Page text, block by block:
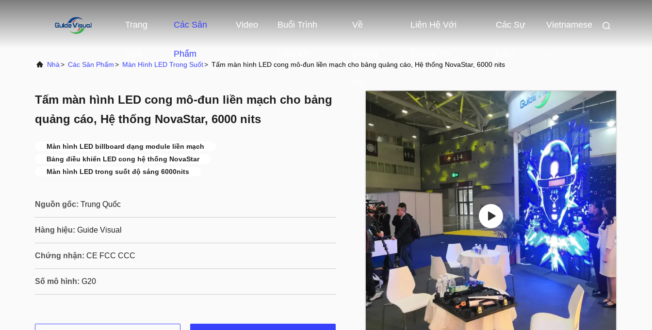
Trang Các Sản
Phẩm
Video Buổi Trình Về Liên Hệ Với Các Sự Vietnamese
Nhà> Các Sản Phẩm> Màn Hình LED Trong Suốt> Tấm màn hình LED cong mô-đun liền mạch cho bảng quảng cáo, Hệ thống NovaStar, 6000 nits
Tấm màn hình LED cong mô-đun liền mạch cho bảng
quảng cáo, Hệ thống NovaStar, 6000 nits
Màn hình LED billboard dạng module liền mạch
Bảng điều khiển LED cong hệ thống NovaStar
Màn hình LED trong suốt độ sáng 6000nits
Nguồn gốc: Trung Quốc
Hàng hiệu: Guide Visual
Chứng nhận: CE FCC CCC
Số mô hình: G20